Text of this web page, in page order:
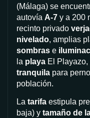
(Málaga) se
autovía A-7 y a 200
recinto privado
nivelado, amplias
sombras e
la playa El
tranquila para
población.
La tarifa estipula
baja) y tamaño de